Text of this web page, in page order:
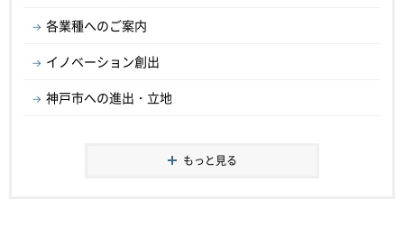
各業種へのご案内
イノベーション創出
神戸市への進出・立地
もっと見る